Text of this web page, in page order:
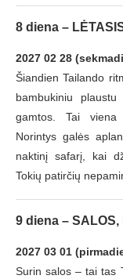
8 diena –
2027 02 28
Šiandien Tailando
bambukiniu
gamtos. Tai viena
Norintys galės
naktinį safarį, kai
Tokių patirčių
9 diena – SALOS,
2027 03 01
Surin salos – tai tas